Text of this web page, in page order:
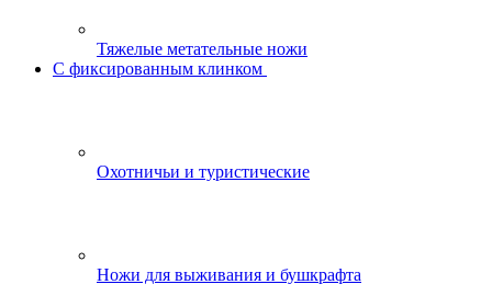
Тяжелые метательные ножи
С фиксированным клинком
Охотничьи и туристические
Ножи для выживания и бушкрафта